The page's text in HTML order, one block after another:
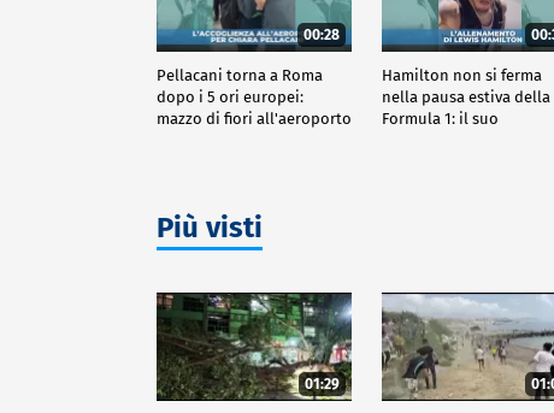
00:28
Pellacani torna a Roma
dopo i 5 ori europei:
mazzo di fiori all'aeroporto
Hamilton non si ferma
nella pausa estiva della
Formula 1: il suo
Più visti
01:29